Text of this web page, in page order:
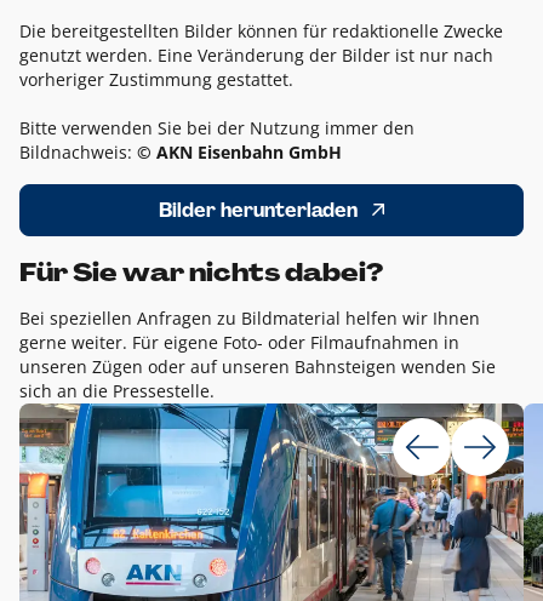
Die bereitgestellten Bilder können für redaktionelle Zwecke
genutzt werden. Eine Veränderung der Bilder ist nur nach
vorheriger Zustimmung gestattet.
Bitte verwenden Sie bei der Nutzung immer den
Bildnachweis: © AKN Eisenbahn GmbH
Bilder herunterladen
Für Sie war nichts dabei?
Bei speziellen Anfragen zu Bildmaterial helfen wir Ihnen
gerne weiter. Für eigene Foto- oder Filmaufnahmen in
unseren Zügen oder auf unseren Bahnsteigen wenden Sie
sich an die Pressestelle.